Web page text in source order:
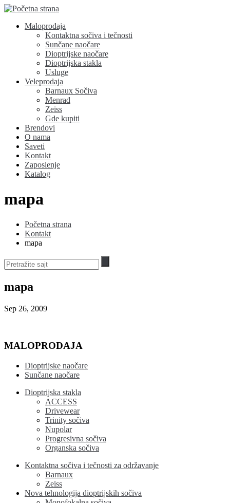
Maloprodaja
Kontaktna sočiva i tečnosti
Sunčane naočare
Dioptrijske naočare
Dioptrijska stakla
Usluge
Veleprodaja
Barnaux Sočiva
Menrad
Zeiss
Gde kupiti
Brendovi
O nama
Saveti
Kontakt
Zaposlenje
Katalog
mapa
Početna strana
Kontakt
mapa
mapa
Sep 26, 2009
MALOPRODAJA
Dioptrijske naočare
Sunčane naočare
Dioptrijska stakla
ACCESS
Drivewear
Trinity sočiva
Nupolar
Progresivna sočiva
Organska sočiva
Kontaktna sočiva i tečnosti za održavanje
Barnaux
Zeiss
Nova tehnologija dioptrijskih sočiva